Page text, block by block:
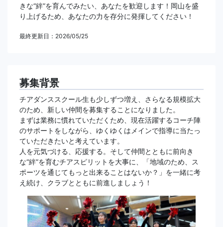
きな“絆”を育んでみたい、あなたを歓迎します！岡山を盛
り上げるため、あなたの力を存分に発揮してください！
最終更新日：2026/05/25
募集背景
チアダンススクール生も少しずつ増え、さらなる規模拡大
のため、新しい仲間を募集することになりました。
まずは業務に慣れていただくため、現在活躍するコーチ陣
のサポートをしながら、ゆくゆくはメインで指導に当たっ
ていただきたいと考えています。
人を元気づける、応援する。そして仲間とともに前向き
な“絆”を育むチアスピリットを大事に、「地域のため、ス
ポーツを通じてもっと出来ることはないか？」を一緒に考
え続け、クラブとともに前進しましょう！